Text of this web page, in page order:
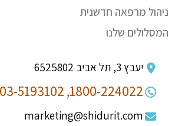
ניהול מרפאה חדשנית
המסלולים שלנו
יעבץ 3, תל אביב 6525802
1800-224022,
03-5193102
marketing@shidurit.com